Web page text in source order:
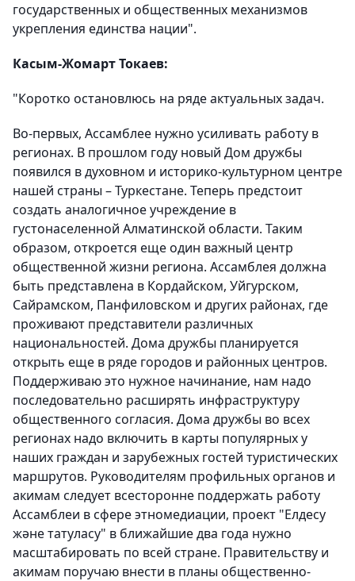
государственных и общественных механизмов
укрепления единства нации".
Касым-Жомарт Токаев:
"Коротко остановлюсь на ряде актуальных задач.
Во-первых, Ассамблее нужно усиливать работу в
регионах. В прошлом году новый Дом дружбы
появился в духовном и историко-культурном центре
нашей страны – Туркестане. Теперь предстоит
создать аналогичное учреждение в
густонаселенной Алматинской области. Таким
образом, откроется еще один важный центр
общественной жизни региона. Ассамблея должна
быть представлена в Кордайском, Уйгурском,
Сайрамском, Панфиловском и других районах, где
проживают представители различных
национальностей. Дома дружбы планируется
открыть еще в ряде городов и районных центров.
Поддерживаю это нужное начинание, нам надо
последовательно расширять инфраструктуру
общественного согласия. Дома дружбы во всех
регионах надо включить в карты популярных у
наших граждан и зарубежных гостей туристических
маршрутов. Руководителям профильных органов и
акимам следует всесторонне поддержать работу
Ассамблеи в сфере этномедиации, проект "Елдесу
және татуласу" в ближайшие два года нужно
масштабировать по всей стране. Правительству и
акимам поручаю внести в планы общественно-